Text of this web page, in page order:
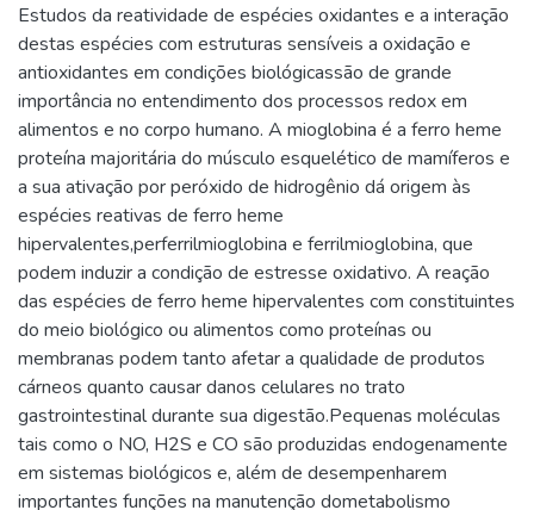
Estudos da reatividade de espécies oxidantes e a interação
destas espécies com estruturas sensíveis a oxidação e
antioxidantes em condições biológicassão de grande
importância no entendimento dos processos redox em
alimentos e no corpo humano. A mioglobina é a ferro heme
proteína majoritária do músculo esquelético de mamíferos e
a sua ativação por peróxido de hidrogênio dá origem às
espécies reativas de ferro heme
hipervalentes,perferrilmioglobina e ferrilmioglobina, que
podem induzir a condição de estresse oxidativo. A reação
das espécies de ferro heme hipervalentes com constituintes
do meio biológico ou alimentos como proteínas ou
membranas podem tanto afetar a qualidade de produtos
cárneos quanto causar danos celulares no trato
gastrointestinal durante sua digestão.Pequenas moléculas
tais como o NO, H2S e CO são produzidas endogenamente
em sistemas biológicos e, além de desempenharem
importantes funções na manutenção dometabolismo